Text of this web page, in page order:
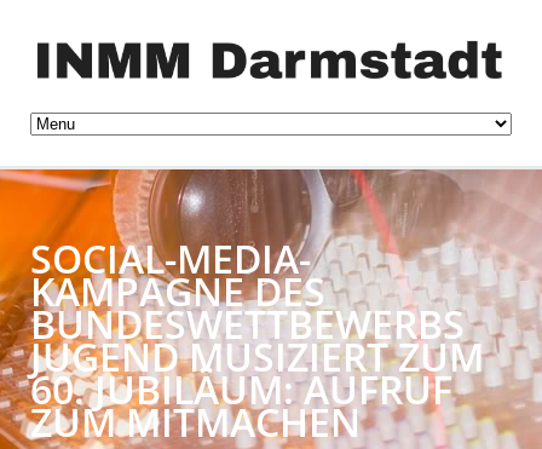
SOCIAL-MEDIA-
KAMPAGNE DES
BUNDESWETTBEWERBS
JUGEND MUSIZIERT ZUM
60. JUBILÄUM: AUFRUF
ZUM MITMACHEN